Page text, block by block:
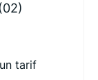
tarif